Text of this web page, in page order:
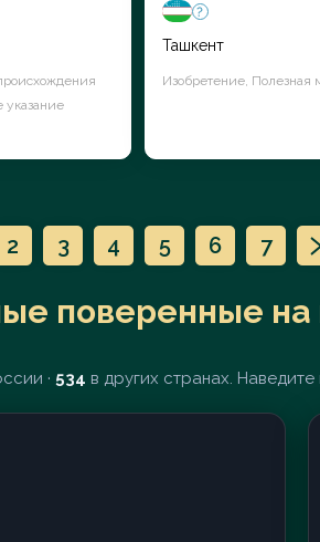
указание
Ташкент
Изобретение, Полезная
2 3 4 5 6 7
поверенные на
· 534 в других странах.